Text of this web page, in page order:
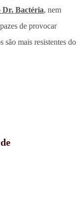
Dr. Bactéria, nem
de provocar
são mais resistentes do